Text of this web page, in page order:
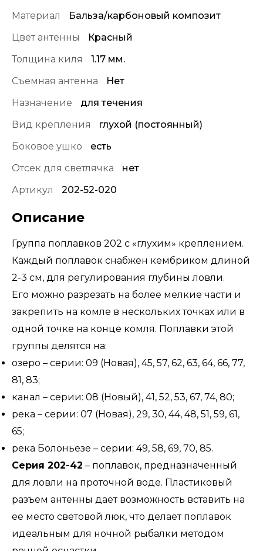
Материал
Бальза/карбоновый композит
Цвет антенны
Красный
Толщина киля
1.17 мм.
Съемная антенна
Нет
Назначение
для течения
Вид крепления
глухой (постоянный)
Боковое ушко
есть
Отсек для светлячка
нет
Артикул
202-52-020
Описание
Группа поплавков 202 с «глухим» креплением.
Каждый поплавок снабжен кембриком длиной
2-3 см, для регулирования глубины ловли.
Его можно разрезать на более мелкие части и
закрепить на комле в нескольких точках или в
одной точке на конце комля. Поплавки этой
группы делятся на:
озеро – серии: 09 (Новая), 45, 57, 62, 63, 64, 66, 77,
81, 83;
канал – серии: 08 (Новый), 41, 52, 53, 67, 74, 80;
река – серии: 07 (Новая), 29, 30, 44, 48, 51, 59, 61,
65;
река Болоньезе – серии: 49, 58, 69, 70, 85.
Серия 202-42 – поплавок, предназначенный
для ловли на проточной воде. Пластиковый
разъем антенны дает возможность вставить на
ее место световой люк, что делает поплавок
идеальным для ночной рыбалки методом